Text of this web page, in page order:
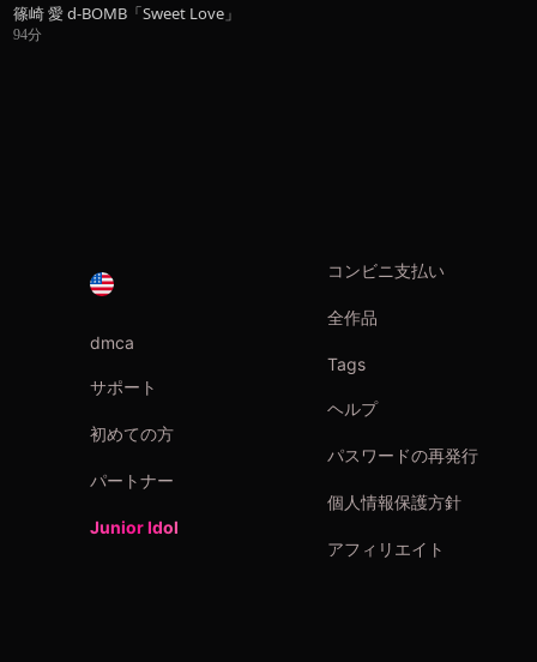
篠崎 愛 d-BOMB「Sweet Love」
94分
dmca
サポート
初めての方
パートナー
Junior Idol
コンビニ支払い
全作品
Tags
ヘルプ
パスワードの再発行
個人情報保護方針
アフィリエイト